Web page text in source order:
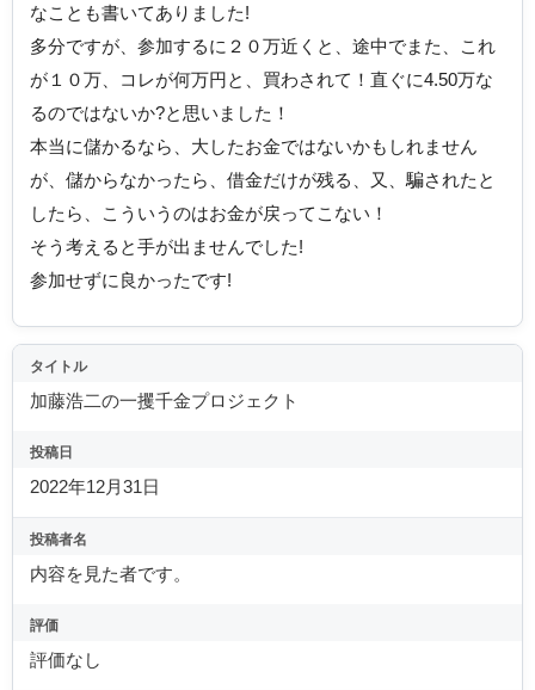
なことも書いてありました!
多分ですが、参加するに２０万近くと、途中でまた、これ
が１０万、コレが何万円と、買わされて！直ぐに4.50万な
るのではないか?と思いました！
本当に儲かるなら、大したお金ではないかもしれません
が、儲からなかったら、借金だけが残る、又、騙されたと
したら、こういうのはお金が戻ってこない！
そう考えると手が出ませんでした!
参加せずに良かったです!
タイトル
加藤浩二の一攫千金プロジェクト
投稿日
2022年12月31日
投稿者名
内容を見た者です。
評価
評価なし